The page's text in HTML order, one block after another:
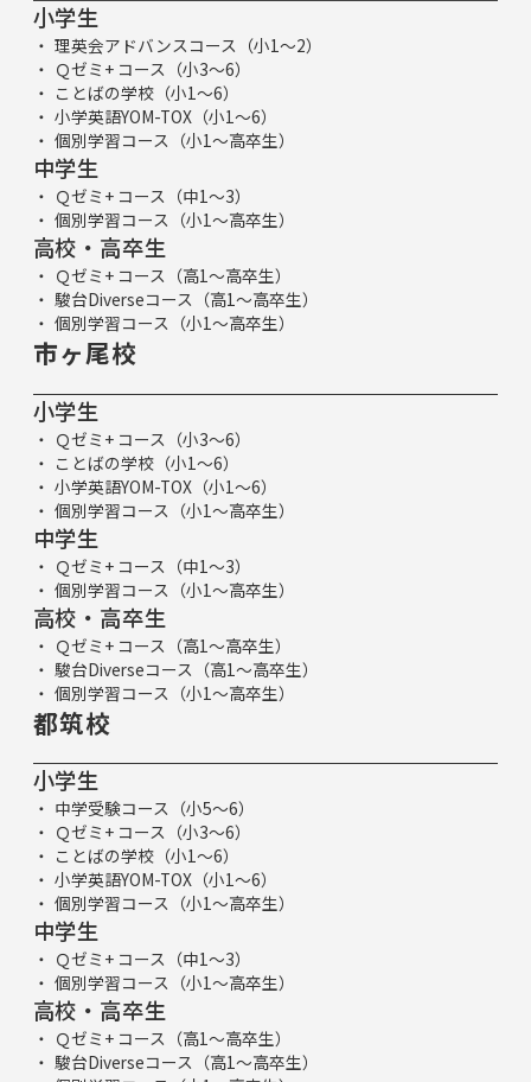
小学生
理英会アドバンスコース（小1～2）
Ｑゼミ+ コース（小3～6）
ことばの学校（小1～6）
小学英語YOM-TOX（小1～6）
個別学習コース（小1～高卒生）
中学生
Ｑゼミ+ コース（中1～3）
個別学習コース（小1～高卒生）
高校・高卒生
Ｑゼミ+ コース（高1～高卒生）
駿台Diverseコース（高1～高卒生）
個別学習コース（小1～高卒生）
市ヶ尾校
小学生
Ｑゼミ+ コース（小3～6）
ことばの学校（小1～6）
小学英語YOM-TOX（小1～6）
個別学習コース（小1～高卒生）
中学生
Ｑゼミ+ コース（中1～3）
個別学習コース（小1～高卒生）
高校・高卒生
Ｑゼミ+ コース（高1～高卒生）
駿台Diverseコース（高1～高卒生）
個別学習コース（小1～高卒生）
都筑校
小学生
中学受験コース（小5～6）
Ｑゼミ+ コース（小3～6）
ことばの学校（小1～6）
小学英語YOM-TOX（小1～6）
個別学習コース（小1～高卒生）
中学生
Ｑゼミ+ コース（中1～3）
個別学習コース（小1～高卒生）
高校・高卒生
Ｑゼミ+ コース（高1～高卒生）
駿台Diverseコース（高1～高卒生）